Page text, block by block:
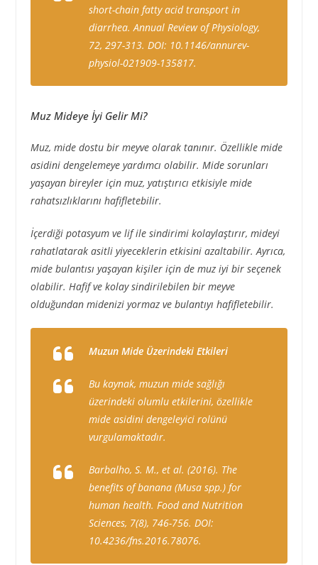
short-chain fatty acid transport in
diarrhea. Annual Review of Physiology,
72, 297-313. DOI: 10.1146/annurev-
physiol-021909-135817.
Muz Mideye İyi Gelir Mi?
Muz, mide dostu bir meyve olarak tanınır. Özellikle mide
asidini dengelemeye yardımcı olabilir. Mide sorunları
yaşayan bireyler için muz, yatıştırıcı etkisiyle mide
rahatsızlıklarını hafifletebilir.
İçerdiği potasyum ve lif ile sindirimi kolaylaştırır, mideyi
rahatlatarak asitli yiyeceklerin etkisini azaltabilir. Ayrıca,
mide bulantısı yaşayan kişiler için de muz iyi bir seçenek
olabilir. Hafif ve kolay sindirilebilen bir meyve
olduğundan midenizi yormaz ve bulantıyı hafifletebilir.
Muzun Mide Üzerindeki Etkileri
Bu kaynak, muzun mide sağlığı
üzerindeki olumlu etkilerini, özellikle
mide asidini dengeleyici rolünü
vurgulamaktadır.
Barbalho, S. M., et al. (2016). The
benefits of banana (Musa spp.) for
human health. Food and Nutrition
Sciences, 7(8), 746-756. DOI:
10.4236/fns.2016.78076.